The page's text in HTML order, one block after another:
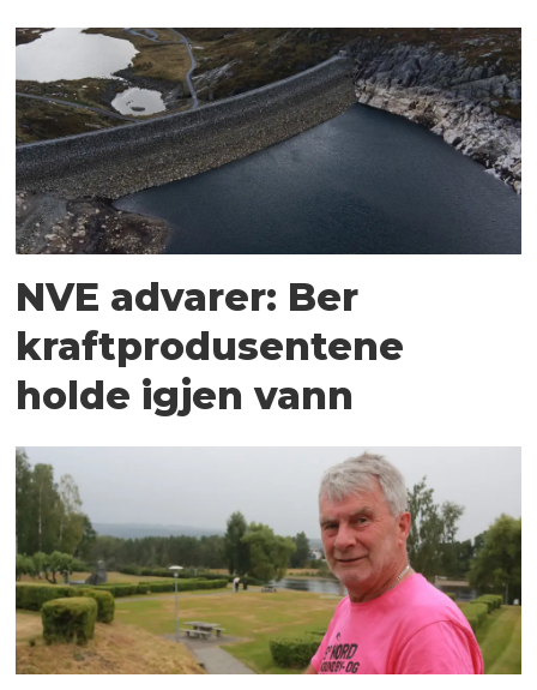
NVE advarer: Ber
kraftprodusentene
holde igjen vann